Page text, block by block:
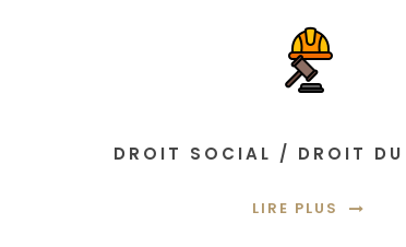
DROIT SOCIAL / DROIT
LIRE PLUS